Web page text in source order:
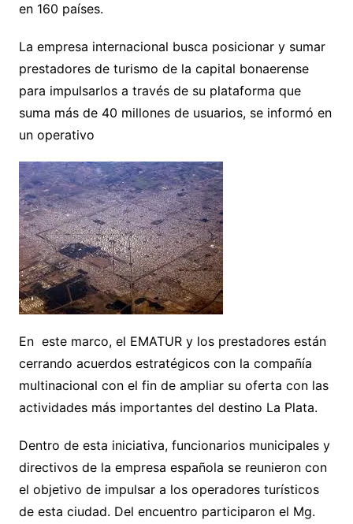
en 160 países.
La empresa internacional busca posicionar y sumar
prestadores de turismo de la capital bonaerense
para impulsarlos a través de su plataforma que
suma más de 40 millones de usuarios, se informó en
un operativo
En este marco, el EMATUR y los prestadores están
cerrando acuerdos estratégicos con la compañía
multinacional con el fin de ampliar su oferta con las
actividades más importantes del destino La Plata.
Dentro de esta iniciativa, funcionarios municipales y
directivos de la empresa española se reunieron con
el objetivo de impulsar a los operadores turísticos
de esta ciudad. Del encuentro participaron el Mg.